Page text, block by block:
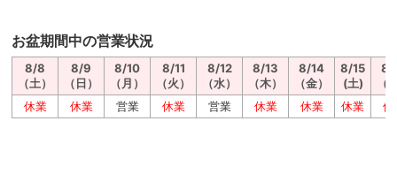
お盆期間中の営業状況
8/8
（土）
8/9
（日）
8/10
（月）
8/11
（火）
8/12
（水）
8/13
（木）
8/14
（金）
8/15
(土)
8/
（
休業
休業 営業 休業 営業 休業 休業 休業 休